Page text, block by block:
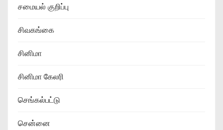
சமையல் குறிப்பு
சிவகங்கை
சினிமா
சினிமா கேலரி
செங்கல்பட்டு
சென்னை